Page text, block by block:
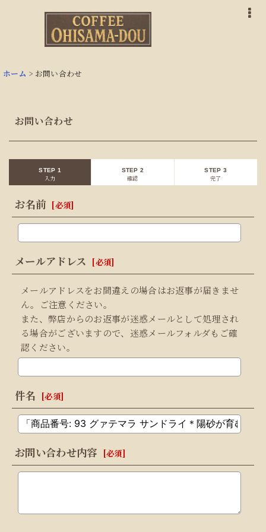
ホーム > お問い合わせ
お問い合わせ
STEP 1
入力
STEP 2
確認
STEP 3
完了
お名前 [必須]
メールアドレス [必須]
メールアドレスをお間違えの場合はお返事が届きませ
ん。ご注意ください。
また、弊店からのお返事が迷惑メールとして処理され
る場合がございますので、迷惑メールフォルダもご確
認ください。
件名 [必須]
お問い合わせ内容 [必須]